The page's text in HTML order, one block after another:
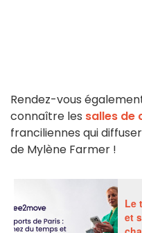
Rendez-vous
connaître les salles de
franciliennes qui
de Mylène Farmer !